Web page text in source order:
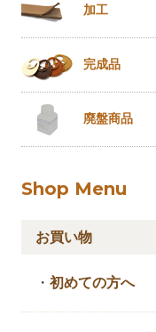
加工
完成品
廃盤商品
Shop Menu
お買い物
・初めての方へ